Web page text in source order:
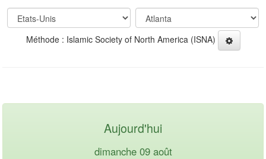
Méthode : Islamic Society of North America (ISNA)
Aujourd'hui
dimanche 09 août